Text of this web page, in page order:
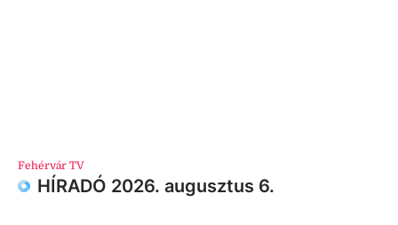
Fehérvár TV
HÍRADÓ 2026. augusztus 6.